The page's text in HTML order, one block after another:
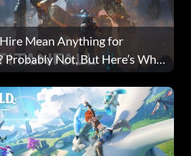
Mean Anything for
Probably Not, But Here’s Why